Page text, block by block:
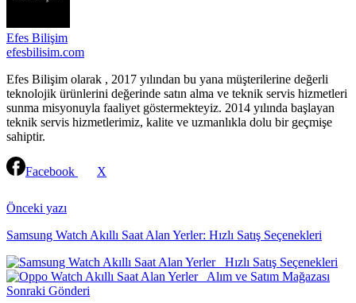
Efes Bilişim
efesbilisim.com
Efes Bilişim olarak , 2017 yılından bu yana müşterilerine değerli
teknolojik ürünlerini değerinde satın alma ve teknik servis hizmetleri
sunma misyonuyla faaliyet göstermekteyiz. 2014 yılında başlayan
teknik servis hizmetlerimiz, kalite ve uzmanlıkla dolu bir geçmişe
sahiptir.
Facebook X
Reading
Önceki yazı
Samsung Watch Akıllı Saat Alan Yerler: Hızlı Satış Seçenekleri
Sonraki Gönderi